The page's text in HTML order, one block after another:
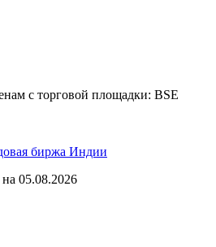
с торговой площадки: BSE
биржа Индии
05.08.2026